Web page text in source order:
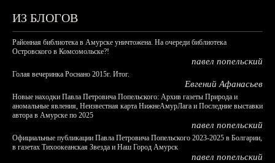
ИЗ БЛОГОВ
Районная библиотека в Амурске уничтожена. На очереди библиотека
Островского в Комсомольске?!
павел попельский
Голая вечеринка Роснано 2015г. Итог.
Евгений Афанасьев
Новые находки Павла Петровича Попельского: Архив газеты Природа и
аномальные явления, Неизвестная карта НижнеАмурЛага и Последние выставки
автора в Амурске по 2025
павел попельский
Официальные публикации Павла Петровича Попельского 2023-2025 в Болгарии,
в газетах Тихоокеанская Звезда и Наш Город Амурск
павел попельский